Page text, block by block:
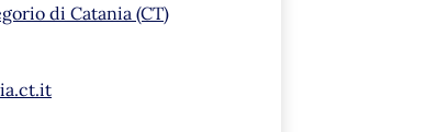
di Catania (CT)